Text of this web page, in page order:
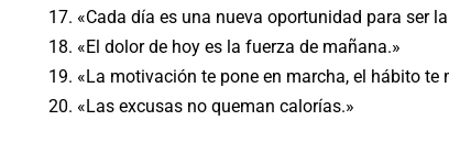
«Cada día es una nueva oportunidad para ser
«El dolor de hoy es la fuerza de mañana.»
«La motivación te pone en marcha, el hábito te
«Las excusas no queman calorías.»